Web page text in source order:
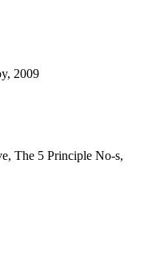
2009
The 5 Principle No-s,